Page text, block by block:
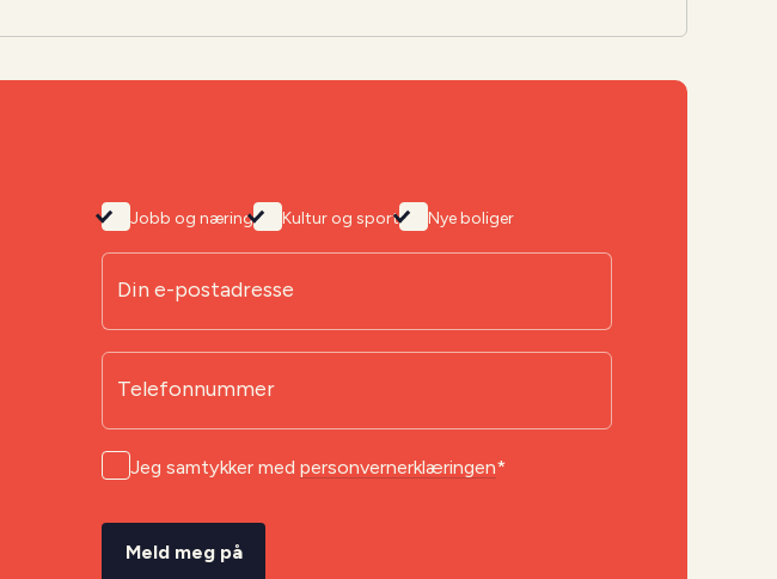
Jobb og næring Kultur og sport Nye boliger
Din e-postadresse
Telefonnummer
Jeg samtykker med personvernerklæringen*
Meld meg på